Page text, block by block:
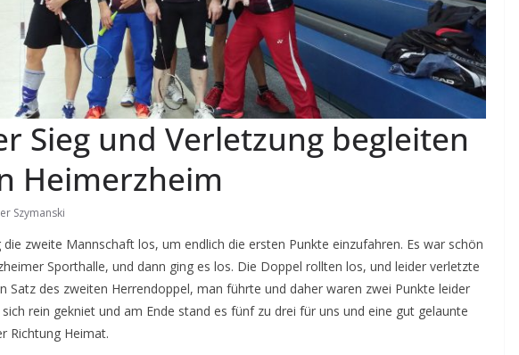
Sieg und Verletzung begleiten
Heimerzheim
Szymanski
zweite Mannschaft los, um endlich die ersten Punkte einzufahren. Es war schön
Sporthalle, und dann ging es los. Die Doppel rollten los, und leider verletzte
Satz des zweiten Herrendoppel, man führte und daher waren zwei Punkte leider
rein gekniet und am Ende stand es fünf zu drei für uns und eine gut gelaunte
Richtung Heimat.